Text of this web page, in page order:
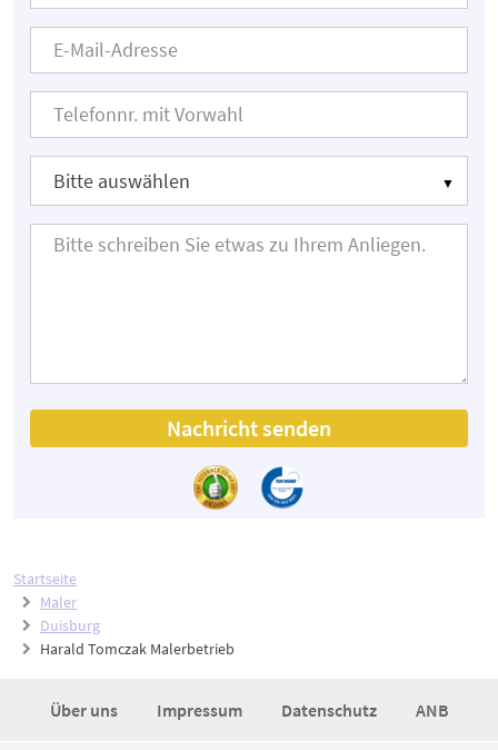
Startseite
Maler
Duisburg
Harald Tomczak Malerbetrieb
Nachricht senden
Über uns Impressum Datenschutz ANB